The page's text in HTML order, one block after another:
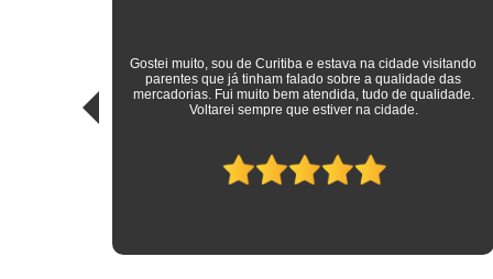
Roupas sociais de excelente qualidade e preço mais do que
justo! Atendimento ímpar!